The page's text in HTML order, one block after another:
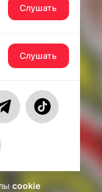
Слушать
Слушать
cookie